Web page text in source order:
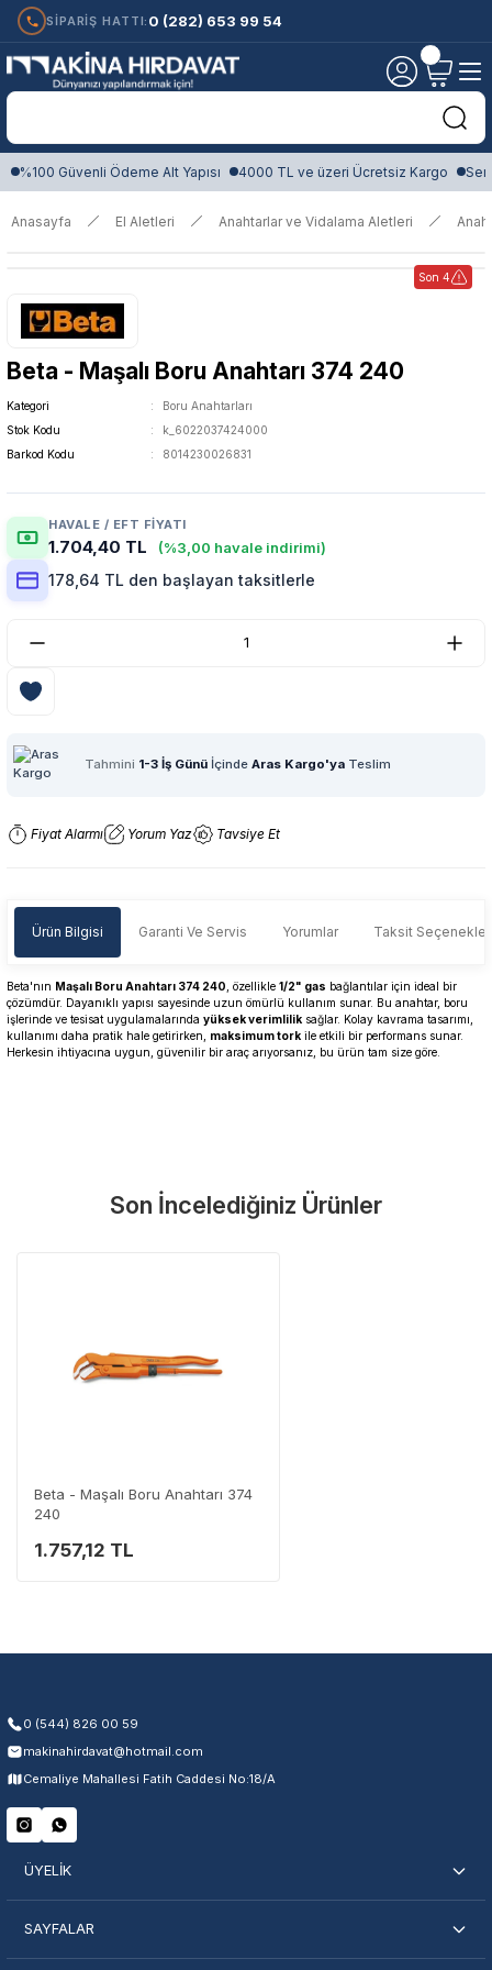
SİPARİŞ HATTI: 0 (282) 653 99 54
%100 Güvenli Ödeme Alt Yapısı 4000 TL ve üzeri Ücretsiz Kargo
Anasayfa El Aletleri Anahtarlar ve Vidalama Aletleri
Son 4
Beta - Maşalı Boru Anahtarı 374 240
Kategori
Boru Anahtarları
Stok Kodu
k_6022037424000
Barkod Kodu
8014230026831
HAVALE / EFT FIYATI
1.704,40 TL (%3,00 havale indirimi)
178,64 TL den başlayan taksitlerle
Tahmini 1-3 İş Günü İçinde Aras Kargo'ya Teslim
Fiyat Alarmı Yorum Yaz Tavsiye Et
Ürün Bilgisi Garanti Ve Servis Yorumlar Taksit
Beta'nın Maşalı Boru Anahtarı 374 240 , özellikle 1/2" gas bağlantılar için ideal bir
çözümdür. Dayanıklı yapısı sayesinde uzun ömürlü kullanım sunar. Bu anahtar, boru
işlerinde ve tesisat uygulamalarında yüksek verimlilik sağlar. Kolay kavrama tasarımı,
kullanımı daha pratik hale getirirken, maksimum tork ile etkili bir performans sunar.
Herkesin ihtiyacına uygun, güvenilir bir araç arıyorsanız, bu ürün tam size göre.
Tüm ürünlerimiz üretici firma garantisi altındadır. Size en yakın
Orijinal garanti belgeli ürünler
Garanti Kapsamı
Servisi Nasıl Bulurum?
Yorum Yaz
Son İncelediğiniz Ürünler
Beta - Maşalı Boru Anahtarı 374
240
1.757,12 TL
0 (544) 826 00 59
makinahirdavat@hotmail.com
Cemaliye Mahallesi Fatih Caddesi No:18/A
ÜYELİK
SAYFALAR